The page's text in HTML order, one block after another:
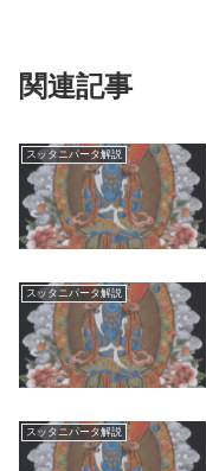
関連記事
スッタニパータ解説
スッタニパータ解説
スッタニパータ解説